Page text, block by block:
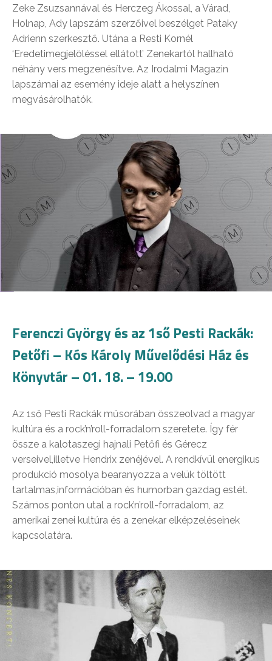
Zeke Zsuzsannával és Herczeg Ákossal, a Várad,
Holnap, Ady lapszám szerzőivel beszélget Pataky
Adrienn szerkesztő. Utána a Resti Kornél
‘Eredetimegjelöléssel ellátott’ Zenekartól hallható
néhány vers megzenésítve. Az Irodalmi Magazin
lapszámai az esemény ideje alatt a helyszínen
megvásárolhatók.
Ferenczi György és az 1ső Pesti Rackák:
Petőfi – Kós Károly Művelődési Ház és
Könyvtár – 01. 18. – 19.00
Az 1ső Pesti Rackák műsorában összeolvad a magyar
kultúra és a rock’n’roll-forradalom szeretete. Így fér
össze a kalotaszegi hajnali Petőfi és Gérecz
verseivel,illetve Hendrix zenéjével. A rendkívül energikus
produkció mosolya bearanyozza a velük töltött
tartalmas,információban és humorban gazdag estét.
Számos ponton utal a rock’n’roll-forradalom, az
amerikai zenei kultúra és a zenekar elképzeléseinek
kapcsolatára.